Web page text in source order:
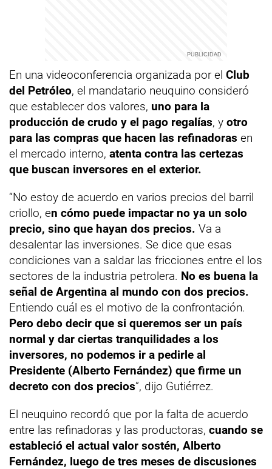
En una videoconferencia organizada por el Club
del Petróleo, el mandatario neuquino consideró
que establecer dos valores, uno para la
producción de crudo y el pago regalías, y otro
para las compras que hacen las refinadoras en
el mercado interno, atenta contra las certezas
que buscan inversores en el exterior.
“No estoy de acuerdo en varios precios del barril
criollo, en cómo puede impactar no ya un solo
precio, sino que hayan dos precios. Va a
desalentar las inversiones. Se dice que esas
condiciones van a saldar las fricciones entre el los
sectores de la industria petrolera. No es buena la
señal de Argentina al mundo con dos precios.
Entiendo cuál es el motivo de la confrontación.
Pero debo decir que si queremos ser un país
normal y dar ciertas tranquilidades a los
inversores, no podemos ir a pedirle al
Presidente (Alberto Fernández) que firme un
decreto con dos precios”, dijo Gutiérrez.
El neuquino recordó que por la falta de acuerdo
entre las refinadoras y las productoras, cuando se
estableció el actual valor sostén, Alberto
Fernández, luego de tres meses de discusiones